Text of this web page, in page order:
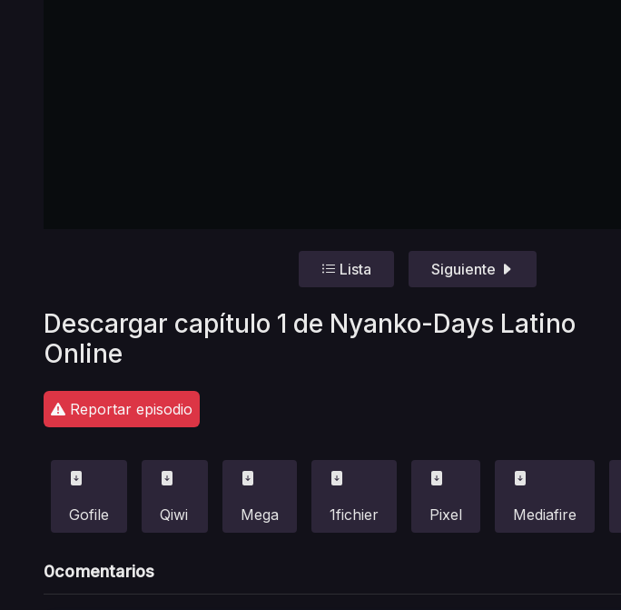
Lista Siguiente
Descargar capítulo 1 de Nyanko-Days Latino
Online
Reportar episodio
Gofile Qiwi Mega 1fichier Pixel Mediafire
0comentarios